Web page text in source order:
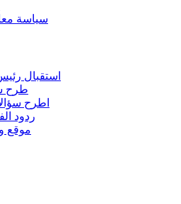
سياسة
استقبال
طرح
اطرح
ردود
موقع